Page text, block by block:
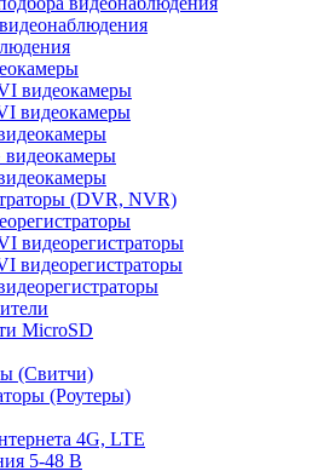
видеокамеры
видеокамеры
видеокамеры
(DVR, NVR)
видеорегистраторы
видеорегистраторы
MicroSD
(Свитчи)
(Роутеры)
4G, LTE
5-48 В